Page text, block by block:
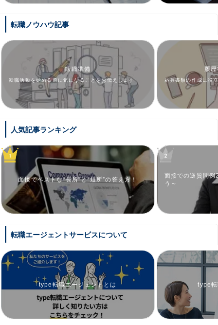
転職ノウハウ記事
転職準備
転職活動を始める前に気になることをお伝えします
履
応募書類の作成に役
人気記事ランキング
面接でベストな“長所”と“短所”の答え方！
面接での逆質問
う～
転職エージェントサービスについて
type転職エージェントとは type